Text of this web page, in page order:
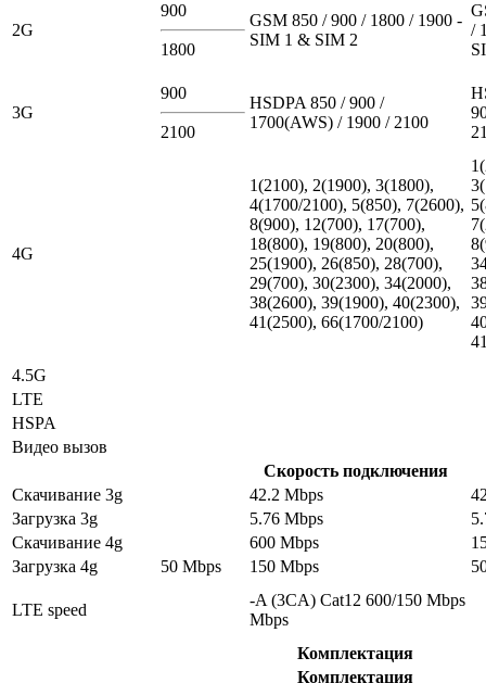
2G
900
1800
GSM 850 / 900 / 1800 / 1900 -
SIM 1 & SIM 2
/
3G
900
2100
HSDPA 850 / 900 /
1700(AWS) / 1900 / 2100
4G
1(2100), 2(1900), 3(1800),
4(1700/2100), 5(850), 7(2600),
8(900), 12(700), 17(700),
18(800), 19(800), 20(800),
25(1900), 26(850), 28(700),
29(700), 30(2300), 34(2000),
38(2600), 39(1900), 40(2300),
41(2500), 66(1700/2100)
4.5G
LTE
HSPA
Видео вызов
Скорость подключения
Скачивание 3g
42.2 Mbps
Загрузка 3g
5.76 Mbps
Скачивание 4g
600 Mbps
Загрузка 4g
50 Mbps 150 Mbps
LTE speed
-A (3CA) Cat12 600/150 Mbps
Mbps
Комплектация
Комплектация